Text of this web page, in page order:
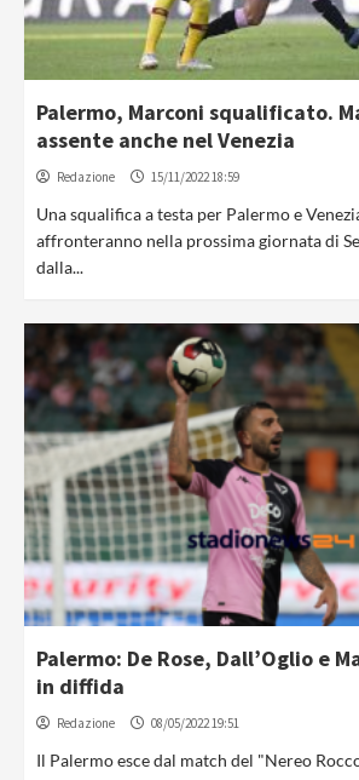
Palermo, Marconi squalificato.
assente anche nel Venezia
Redazione 15/11/2022 18:59
Una squalifica a testa per Palermo e
affronteranno nella prossima giornata di
dalla...
Palermo: De Rose, Dall’Oglio e
in diffida
Redazione 08/05/2022 19:51
Il Palermo esce dal match del "Nereo